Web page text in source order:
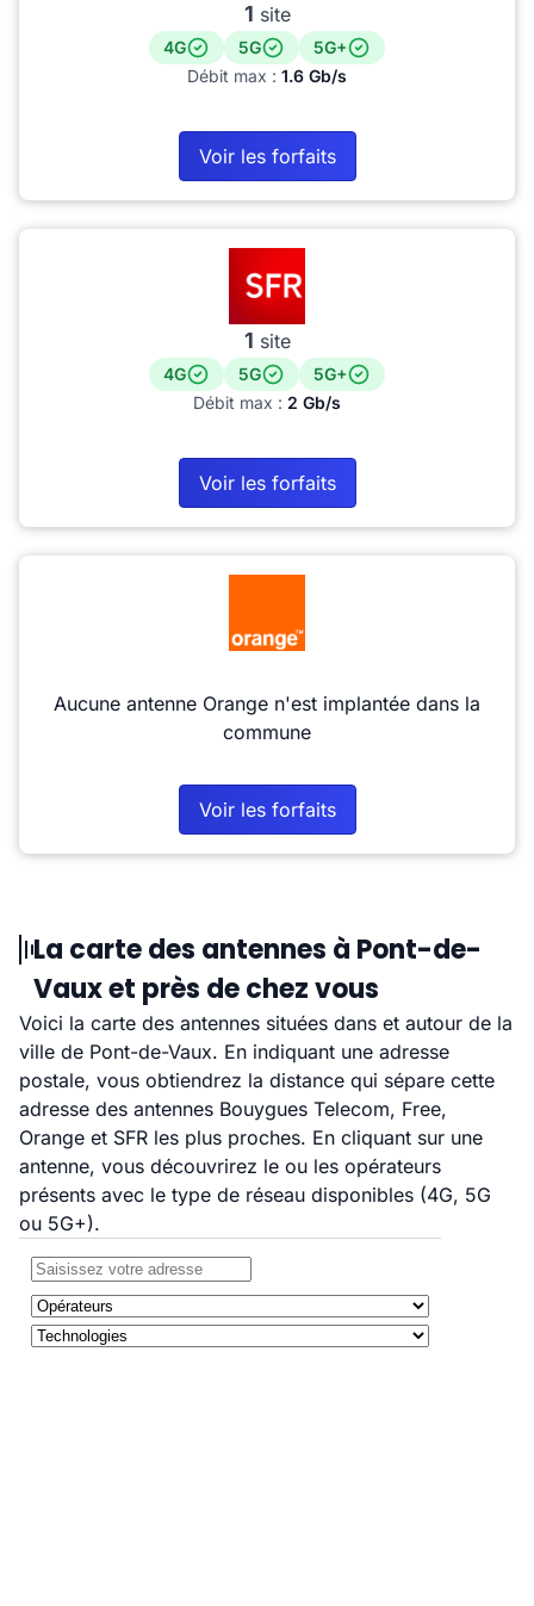
1 site
4G 5G
5G+
Débit max : 1.6 Gb/s
Voir les forfaits
1 site
4G 5G
5G+
Débit max : 2 Gb/s
Voir les forfaits
Aucune antenne Orange n'est implantée dans la
commune
Voir les forfaits
La carte des antennes à Pont-de-
Vaux et près de chez vous
Voici la carte des antennes situées dans et autour de la
ville de Pont-de-Vaux. En indiquant une adresse
postale, vous obtiendrez la distance qui sépare cette
adresse des antennes Bouygues Telecom, Free,
Orange et SFR les plus proches. En cliquant sur une
antenne, vous découvrirez le ou les opérateurs
présents avec le type de réseau disponibles (4G, 5G
ou 5G+).